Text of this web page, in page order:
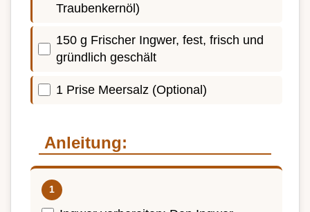
Traubenkernöl)
150 g Frischer Ingwer, fest, frisch und
gründlich geschält
1 Prise Meersalz (Optional)
Anleitung: